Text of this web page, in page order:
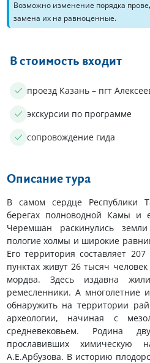
Возможно изменение порядка
замена их на равноценные.
В стоимость входит
проезд Казань – пгт
экскурсии по программе
сопровождение гида
Описание тура
В самом сердце Республики
берегах полноводной Камы
Черемшан раскинулись
пологие холмы и широкие
Его территория составляет
пунктах живут 26 тысяч
мордва. Здесь издавна
ремесленники. А многолетние
обнаружить на территории
археологии, начиная с
средневековьем. Родина
прославивших химическую
А.Е.Арбузова. В историю